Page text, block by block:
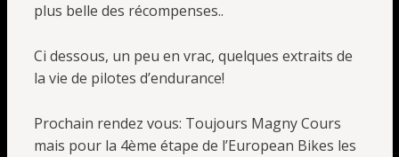
plus belle des récompenses..
Ci dessous, un peu en vrac, quelques extraits de
la vie de pilotes d’endurance!
Prochain rendez vous: Toujours Magny Cours
mais pour la 4ème étape de l’European Bikes les